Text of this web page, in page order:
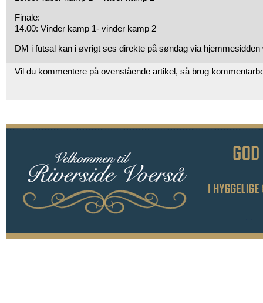
Finale:
14.00: Vinder kamp 1- vinder kamp 2
DM i futsal kan i øvrigt ses direkte på søndag via
Vil du kommentere på ovenstående artikel, så brug